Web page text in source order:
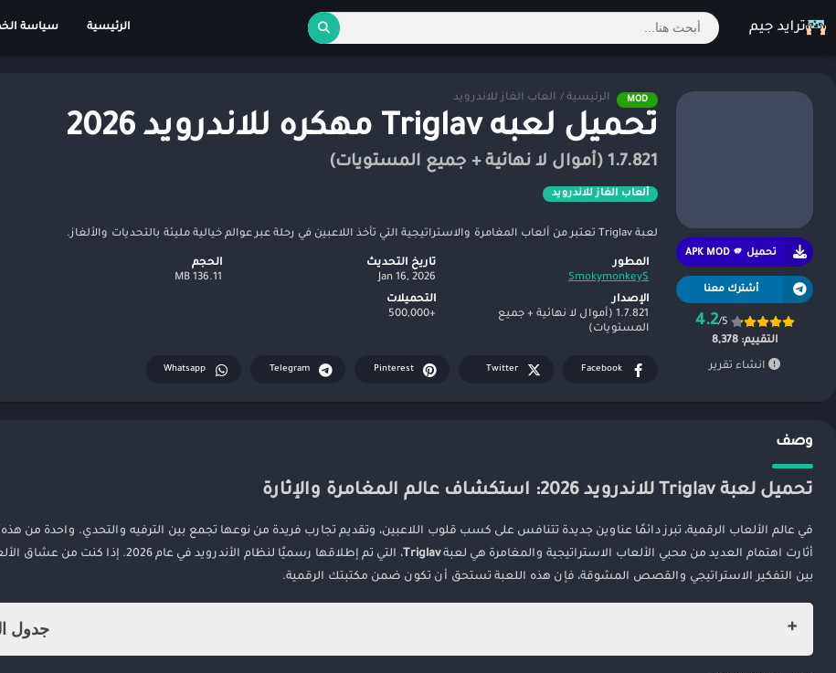
الرئيسية سياسة
MOD الرئيسية / ألعاب الغاز للاندرويد
تحميل لعبه Triglav مهكره للاندرويد 2026
1.7.821 (أموال لا نهائية + جميع المستويات)
ألعاب الغاز للاندرويد
لعبة Triglav تعتبر من ألعاب المغامرة والاستراتيجية التي تأخذ اللاعبين في رحلة عبر عوالم خيالية مليئة بالتحديات والألغاز.
تحميل APK MOD 🫵
أشترك معنا
4.2/5
التقييم: 8,378
انشاء تقرير
المطور
SmokymonkeyS
تاريخ التحديث
Jan 16, 2026
الحجم
136.11 MB
الإصدار
1.7.821 (أموال لا نهائية + جميع
المستويات)
التحميلات
+500,000
Facebook
Twitter
Pinterest
Telegram
Whatsapp
وصف
تحميل لعبة Triglav للاندرويد 2026: استكشاف عالم المغامرة والإثارة
في عالم الألعاب الرقمية، تبرز دائمًا عناوين جديدة تتنافس على كسب قلوب اللاعبين، وتقديم تجارب فريدة من نوعها تجمع بين الترفيه والتحدي. واحدة من هذه
أثارت اهتمام العديد من محبي الألعاب الاستراتيجية والمغامرة هي لعبةTriglav
، التي تم إطلاقها رسميًا لنظام الأندرويد في عام 2026.
بين التفكير الاستراتيجي والقصص المشوقة، فإن هذه اللعبة تستحق أن تكون ضمن مكتبتك الرقمية.
جدول